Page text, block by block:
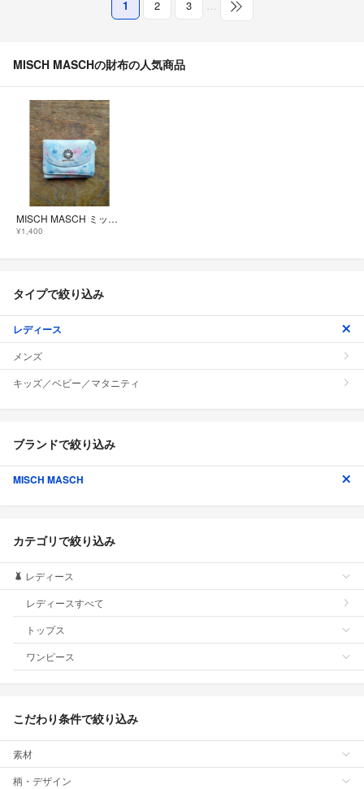
1 2 3 …
MISCH MASCHの財布の人気商品
MISCH MASCH ミッシュマッシュ 三つ折り財布 花柄 フラワーモチーフ
¥1,400
タイプで絞り込み
レディース
メンズ
キッズ／ベビー／マタニティ
ブランドで絞り込み
MISCH MASCH
カテゴリで絞り込み
レディース
レディースすべて
トップス
ワンピース
こだわり条件で絞り込み
素材
柄・デザイン